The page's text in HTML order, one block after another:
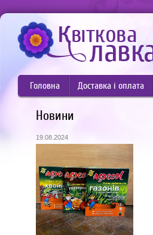
Головна Доставка і оплата
Новини
19.08.2024